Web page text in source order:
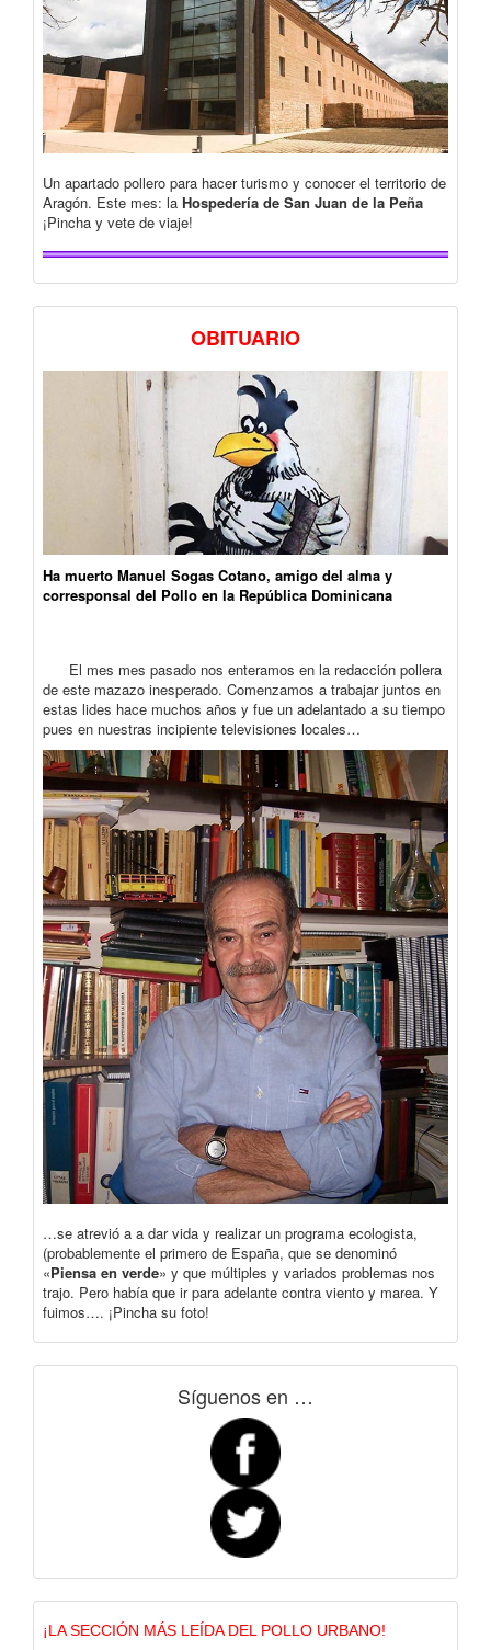
Un apartado pollero para hacer turismo y conocer el territorio de
Aragón. Este mes: la Hospedería de San Juan de la Peña
¡Pincha y vete de viaje!
OBITUARIO
Ha muerto Manuel Sogas Cotano, amigo del alma y
corresponsal del Pollo en la República Dominicana
El mes mes pasado nos enteramos en la redacción pollera
de este mazazo inesperado. Comenzamos a trabajar juntos en
estas lides hace muchos años y fue un adelantado a su tiempo
pues en nuestras incipiente televisiones locales…
…se atrevió a a dar vida y realizar un programa ecologista,
(probablemente el primero de España, que se denominó
«Piensa en verde» y que múltiples y variados problemas nos
trajo. Pero había que ir para adelante contra viento y marea. Y
fuimos…. ¡Pincha su foto!
Síguenos en …
¡LA SECCIÓN MÁS LEÍDA DEL POLLO URBANO!